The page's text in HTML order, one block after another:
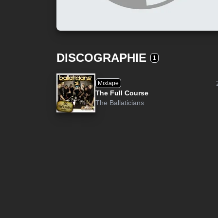
DISCOGRAPHIE 1
Mixtape
The Full Course
The Ballaticians